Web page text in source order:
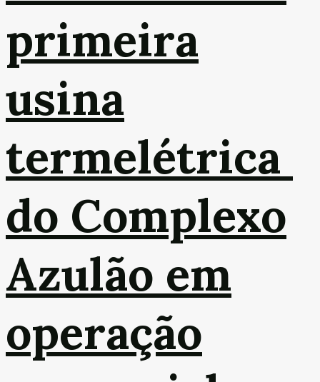
primeira
usina
termelétrica
do Complexo
Azulão em
operação